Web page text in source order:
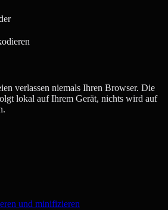
verlassen niemals Ihren Browser. Die
lokal auf Ihrem Gerät, nichts wird auf
und minifizieren